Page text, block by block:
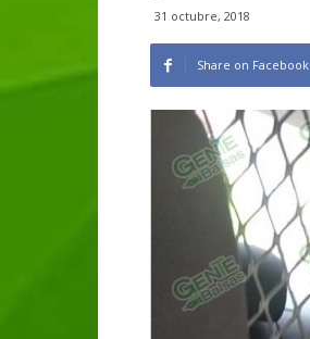
31 octubre, 2018
Share on Facebook